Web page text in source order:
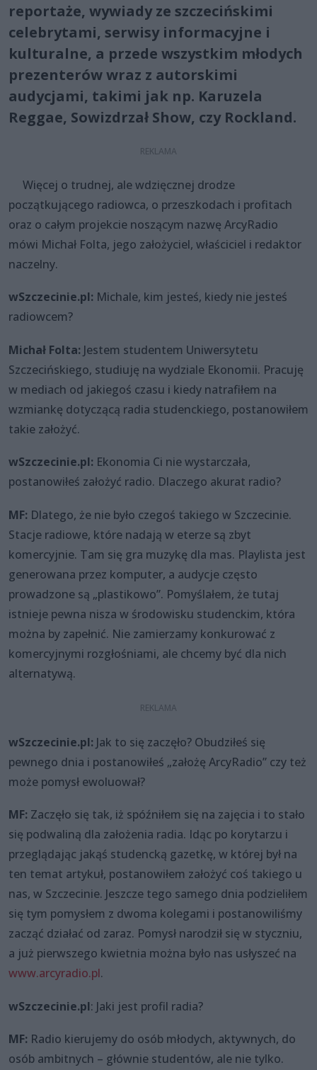
reportaże, wywiady ze szczecińskimi
celebrytami, serwisy informacyjne i
kulturalne, a przede wszystkim młodych
prezenterów wraz z autorskimi
audycjami, takimi jak np. Karuzela
Reggae, Sowizdrzał Show, czy Rockland.
Więcej o trudnej, ale wdzięcznej drodze
początkującego radiowca, o przeszkodach i profitach
oraz o całym projekcie noszącym nazwę ArcyRadio
mówi Michał Folta, jego założyciel, właściciel i redaktor
naczelny.
wSzczecinie.pl: Michale, kim jesteś, kiedy nie jesteś
radiowcem?
Michał Folta: Jestem studentem Uniwersytetu
Szczecińskiego, studiuję na wydziale Ekonomii. Pracuję
w mediach od jakiegoś czasu i kiedy natrafiłem na
wzmiankę dotyczącą radia studenckiego, postanowiłem
takie założyć.
wSzczecinie.pl: Ekonomia Ci nie wystarczała,
postanowiłeś założyć radio. Dlaczego akurat radio?
MF: Dlatego, że nie było czegoś takiego w Szczecinie.
Stacje radiowe, które nadają w eterze są zbyt
komercyjnie. Tam się gra muzykę dla mas. Playlista jest
generowana przez komputer, a audycje często
prowadzone są „plastikowo”. Pomyślałem, że tutaj
istnieje pewna nisza w środowisku studenckim, która
można by zapełnić. Nie zamierzamy konkurować z
komercyjnymi rozgłośniami, ale chcemy być dla nich
alternatywą.
wSzczecinie.pl: Jak to się zaczęło? Obudziłeś się
pewnego dnia i postanowiłeś „założę ArcyRadio” czy też
może pomysł ewoluował?
MF: Zaczęło się tak, iż spóźniłem się na zajęcia i to stało
się podwaliną dla założenia radia. Idąc po korytarzu i
przeglądając jakąś studencką gazetkę, w której był na
ten temat artykuł, postanowiłem założyć coś takiego u
nas, w Szczecinie. Jeszcze tego samego dnia podzieliłem
się tym pomysłem z dwoma kolegami i postanowiliśmy
zacząć działać od zaraz. Pomysł narodził się w styczniu,
a już pierwszego kwietnia można było nas usłyszeć na
www.arcyradio.pl.
wSzczecinie.pl: Jaki jest profil radia?
MF: Radio kierujemy do osób młodych, aktywnych, do
osób ambitnych – głównie studentów, ale nie tylko.